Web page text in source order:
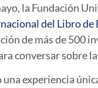
la Fundación
del Libro de
de más de 500
conversar sobre
una experiencia